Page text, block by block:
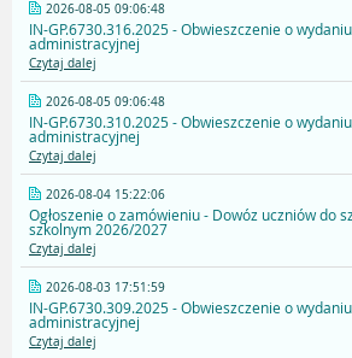
2026-08-05 09:06:48
IN-GP.6730.316.2025 - Obwieszczenie o
administracyjnej
Czytaj dalej
2026-08-05 09:06:48
IN-GP.6730.310.2025 - Obwieszczenie o
administracyjnej
Czytaj dalej
2026-08-04 15:22:06
Ogłoszenie o zamówieniu - Dowóz uczniów do
szkolnym 2026/2027
Czytaj dalej
2026-08-03 17:51:59
IN-GP.6730.309.2025 - Obwieszczenie o
administracyjnej
Czytaj dalej